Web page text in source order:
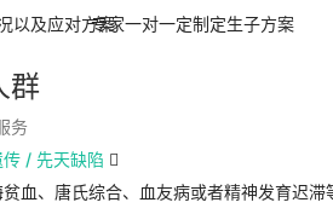
以及应对方案专家一对一定制定生子方案
群
务
/ 先天缺陷 
血、唐氏综合、血友病或者精神发育迟滞